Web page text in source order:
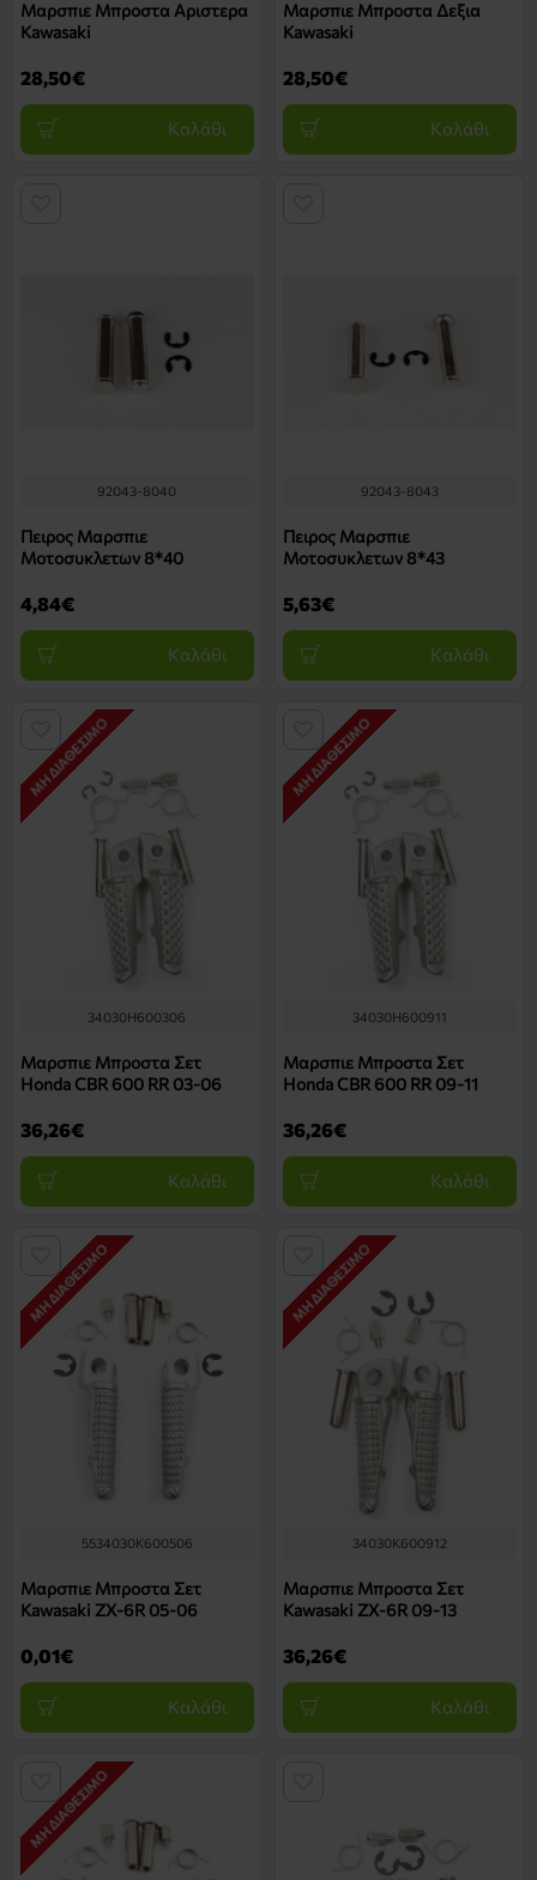
Μαρσπιε Μπροστα Αριστερα
Kawasaki
28,50€
Καλάθι
Μαρσπιε Μπροστα Δεξια
Kawasaki
28,50€
Καλάθι
92043-8040
Πειρος Μαρσπιε
Μοτοσυκλετων 8*40
4,84€
Καλάθι
92043-8043
Πειρος Μαρσπιε
Μοτοσυκλετων 8*43
5,63€
Καλάθι
ΜΗ ΔΙΑΘΈΣΙΜΟ
34030H600306
Μαρσπιε Μπροστα Σετ
Honda CBR 600 RR 03-06
36,26€
Καλάθι
ΜΗ ΔΙΑΘΈΣΙΜΟ
34030H600911
Μαρσπιε Μπροστα Σετ
Honda CBR 600 RR 09-11
36,26€
Καλάθι
ΜΗ ΔΙΑΘΈΣΙΜΟ
5534030K600506
Μαρσπιε Μπροστα Σετ
Kawasaki ZX-6R 05-06
0,01€
Καλάθι
ΜΗ ΔΙΑΘΈΣΙΜΟ
34030K600912
Μαρσπιε Μπροστα Σετ
Kawasaki ZX-6R 09-13
36,26€
Καλάθι
ΜΗ ΔΙΑΘΈΣΙΜΟ